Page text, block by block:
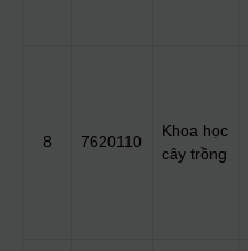
8 7620110
Khoa học
cây trồng